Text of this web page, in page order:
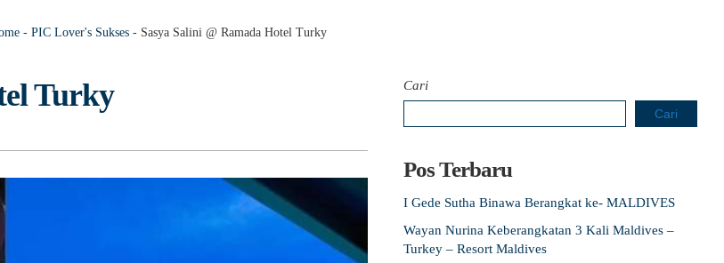
- PIC Lover's Sukses - Sasya Salini @ Ramada Hotel Turky
Turky
Cari
Cari
Pos Terbaru
I Gede Sutha Binawa Berangkat ke- MALDIVES
Wayan Nurina Keberangkatan 3 Kali Maldives –
Turkey – Resort Maldives